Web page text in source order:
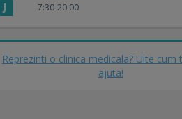
J 7:30-20:00
Reprezinti o clinica medicala? Uite cum
ajuta!